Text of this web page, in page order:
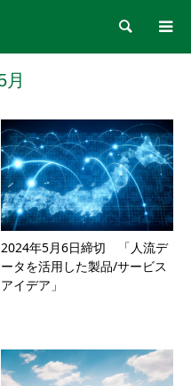
検索
月
2024年5月6日締切 「人流デ
ータを活用した製品/サービス
アイデア」